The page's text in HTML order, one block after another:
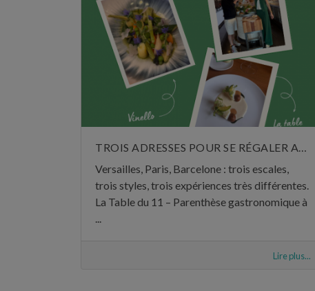
Versailles, Paris, Barcelone : trois escales,
trois styles, trois expériences très différentes.
La Table du 11 – Parenthèse gastronomique à
Lire plus...